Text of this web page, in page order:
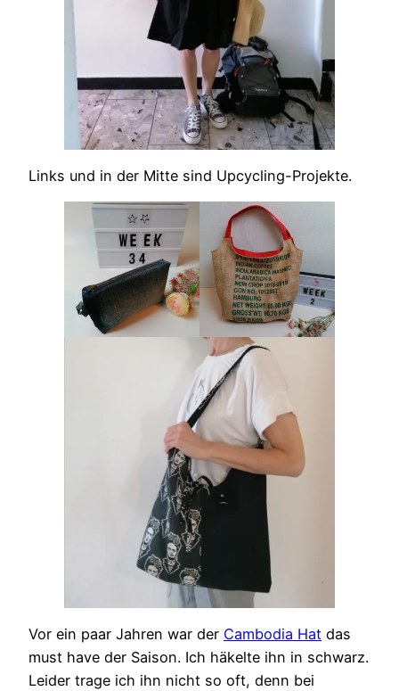
Links und in der Mitte sind Upcycling-Projekte.
Vor ein paar Jahren war der Cambodia Hat das
must have der Saison. Ich häkelte ihn in schwarz.
Leider trage ich ihn nicht so oft, denn bei